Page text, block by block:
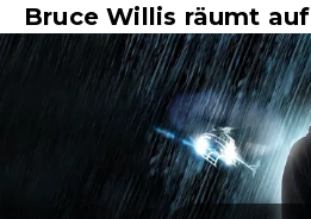
Bruce Willis räumt auf